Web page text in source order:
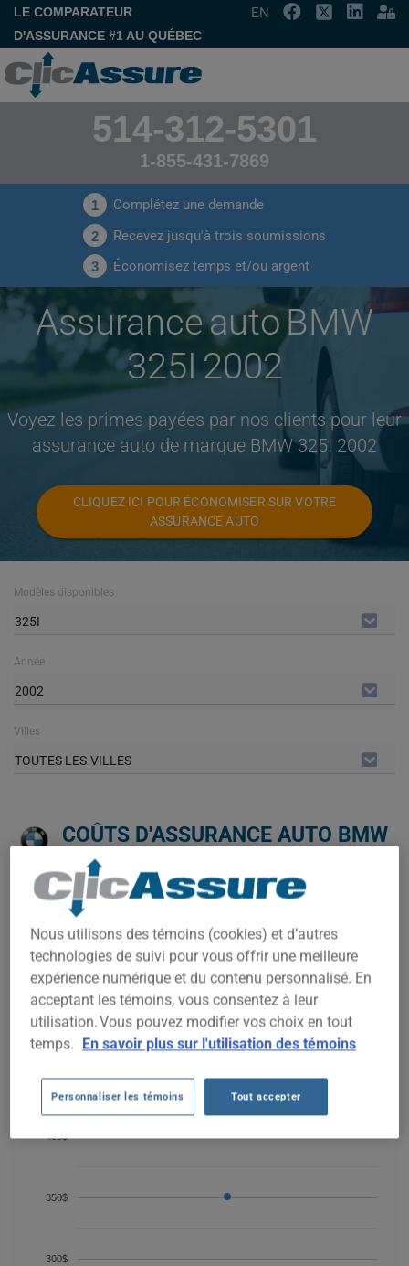
LE COMPARATEUR
D'ASSURANCE #1 AU QUÉBEC
EN
514-312-5301
1-855-431-7869
1 Complétez une demande
2 Recevez jusqu'à trois soumissions
3 Économisez temps et/ou argent
Assurance auto BMW
325I 2002
Voyez les primes payées par nos clients pour leur
assurance auto de marque BMW 325I 2002
CLIQUEZ ICI POUR ÉCONOMISER SUR VOTRE
ASSURANCE AUTO
Modèles disponibles
325I
Année
2002
Villes
TOUTES LES VILLES
COÛTS D'ASSURANCE AUTO BMW
325I 2002 DEPUIS 2026.
Nous n'avons pas encore suffisamment de données
d'assurance auto pour ce véhicule.
Essayez un autre modèle ou une autre année, ou
commencez une soumission pour un prix personnalisé.
Pour trouver la meilleur assurance pour votre véhicule BMW
325I 2002, il est plus important que jamais de comparer les
options disponibles.
300$
350$
400$
Nous utilisons des témoins (cookies) et d’autres
technologies de suivi pour vous offrir une meilleure
expérience numérique et du contenu personnalisé. En
acceptant les témoins, vous consentez à leur
utilisation. Vous pouvez modifier vos choix en tout
temps. En savoir plus sur l'utilisation des témoins
Personnaliser les témoins Tout accepter